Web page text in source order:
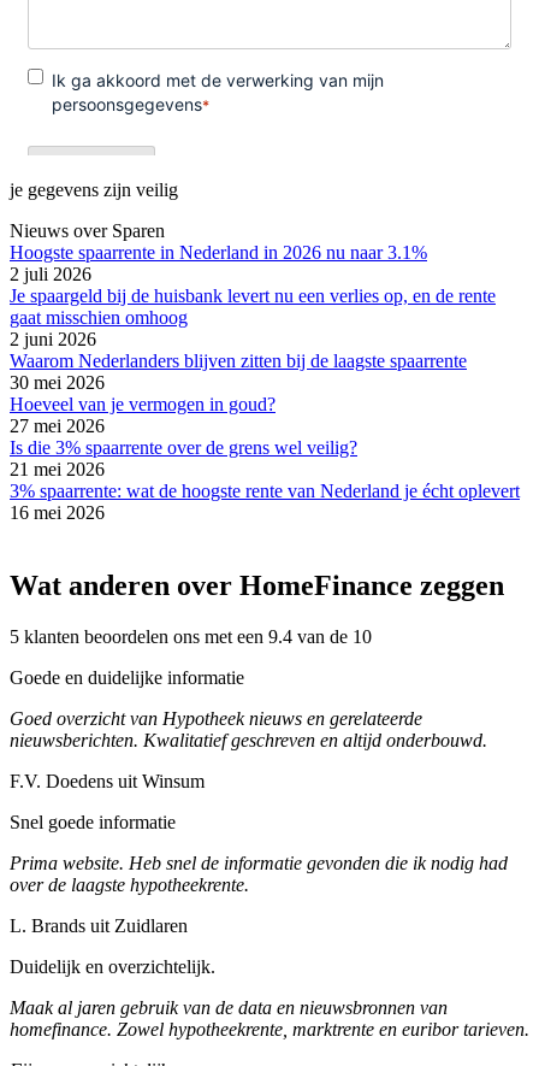
je gegevens zijn veilig
Nieuws over Sparen
Hoogste spaarrente in Nederland in 2026 nu naar 3.1%
2 juli 2026
Je spaargeld bij de huisbank levert nu een verlies op, en de rente
gaat misschien omhoog
2 juni 2026
Waarom Nederlanders blijven zitten bij de laagste spaarrente
30 mei 2026
Hoeveel van je vermogen in goud?
27 mei 2026
Is die 3% spaarrente over de grens wel veilig?
21 mei 2026
3% spaarrente: wat de hoogste rente van Nederland je écht oplevert
16 mei 2026
Wat anderen over HomeFinance zeggen
5 klanten beoordelen ons met een 9.4 van de 10
Goede en duidelijke informatie
Goed overzicht van Hypotheek nieuws en gerelateerde
nieuwsberichten. Kwalitatief geschreven en altijd onderbouwd.
F.V. Doedens uit Winsum
Snel goede informatie
Prima website. Heb snel de informatie gevonden die ik nodig had
over de laagste hypotheekrente.
L. Brands uit Zuidlaren
Duidelijk en overzichtelijk.
Maak al jaren gebruik van de data en nieuwsbronnen van
homefinance. Zowel hypotheekrente, marktrente en euribor tarieven.